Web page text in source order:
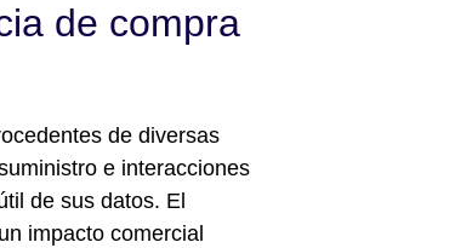
de compra
de diversas
e interacciones
de sus datos. El
impacto comercial